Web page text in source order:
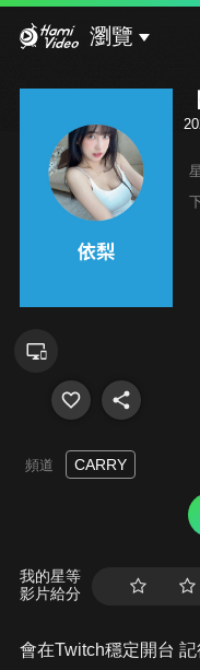
瀏覽
頻道 CARRY
我的星等
影片給分
會在Twitch穩定開台 記